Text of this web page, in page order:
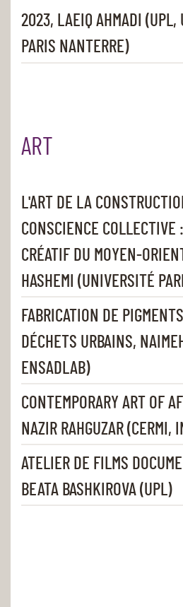
2023, LAEIQ AHMADI (UPL,
PARIS NANTERRE)
ART
L'ART DE LA
CONSCIENCE COLLECTIVE
CRÉATIF DU MOYEN-
HASHEMI (UNIVERSITÉ
FABRICATION DE
DÉCHETS URBAINS,
ENSADLAB)
CONTEMPORARY ART OF
NAZIR RAHGUZAR (CERMI,
ATELIER DE FILMS
BEATA BASHKIROVA (UPL)